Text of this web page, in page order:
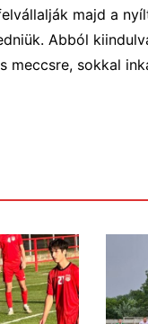
majd a
Abból
meccsre, sokkal